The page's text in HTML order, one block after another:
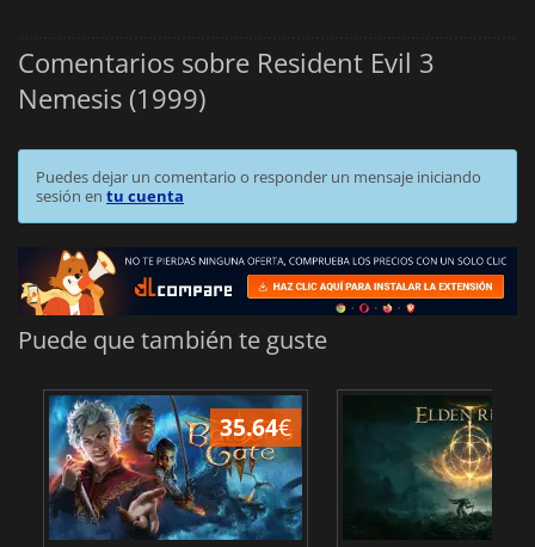
Comentarios sobre Resident Evil 3
Nemesis (1999)
Puedes dejar un comentario o responder un mensaje iniciando
sesión en tu cuenta
Puede que también te guste
35.64€